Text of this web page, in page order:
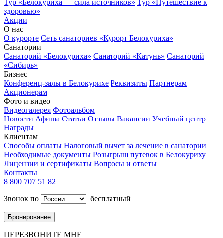
Тур «Белокуриха — сила источников» Тур «Путешествие к
здоровью»
Акции
О нас
О курорте Сеть санаториев «Курорт Белокуриха»
Санатории
Санаторий «Белокуриха» Санаторий «Катунь» Санаторий
«Сибирь»
Бизнес
Конференц-залы в Белокурихе Реквизиты Партнерам
Акционерам
Фото и видео
Видеогалерея Фотоальбом
Новости Афиша Статьи Отзывы Вакансии Учебный центр
Награды
Клиентам
Способы оплаты Налоговый вычет за лечение в санатории
Необходимые документы Розыгрыш путевок в Белокуриху
Лицензии и сертификаты Вопросы и ответы
Контакты
8 800 707 51 82
Звонок по
бесплатный
Бронирование
ПЕРЕЗВОНИТЕ МНЕ